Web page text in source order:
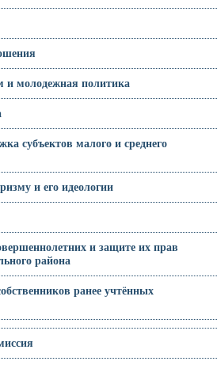
и молодежная политика
субъектов малого и среднего
и его идеологии
и защите их прав
района
ранее учтённых